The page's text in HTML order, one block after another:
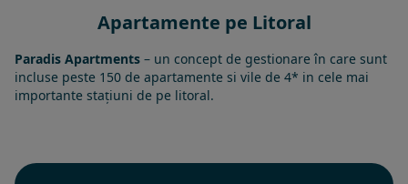
Apartamente pe Litoral
Paradis Apartments – un concept de gestionare în care sunt
incluse peste 150 de apartamente si vile de 4* in cele mai
importante stațiuni de pe litoral.